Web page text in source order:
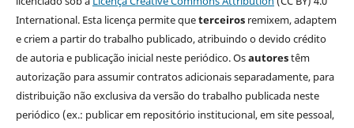
International. Esta licença permite queterceirosremixem, adaptem
e criem a partir do trabalho publicado, atribuindo o devido crédito
de autoria e publicação inicial neste periódico. Osautorestêm
autorização para assumir contratos adicionais separadamente, para
distribuição não exclusiva da versão do trabalho publicada neste
periódico (ex.: publicar em repositório institucional, em site pessoal,